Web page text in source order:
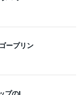
ープリン
プのL